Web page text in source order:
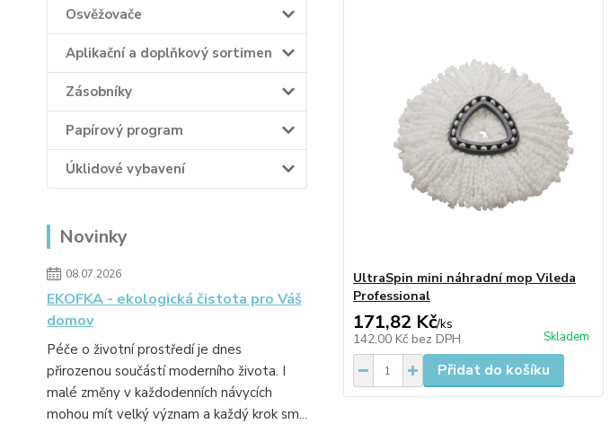
Osvěžovače
Aplikační a doplňkový sortimen
Zásobníky
Papírový program
Úklidové vybavení
Novinky
08.07.2026
EKOFKA - ekologická čistota pro Váš
domov
Péče o životní prostředí je dnes
přirozenou součástí moderního života. I
malé změny v každodenních návycích
mohou mít velký význam a každý krok sm...
UltraSpin mini náhradní mop Vileda
Professional
171,82 Kč/ks
142,00 Kč bez DPH Skladem
Přidat do košíku